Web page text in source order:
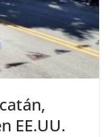
EE.UU.